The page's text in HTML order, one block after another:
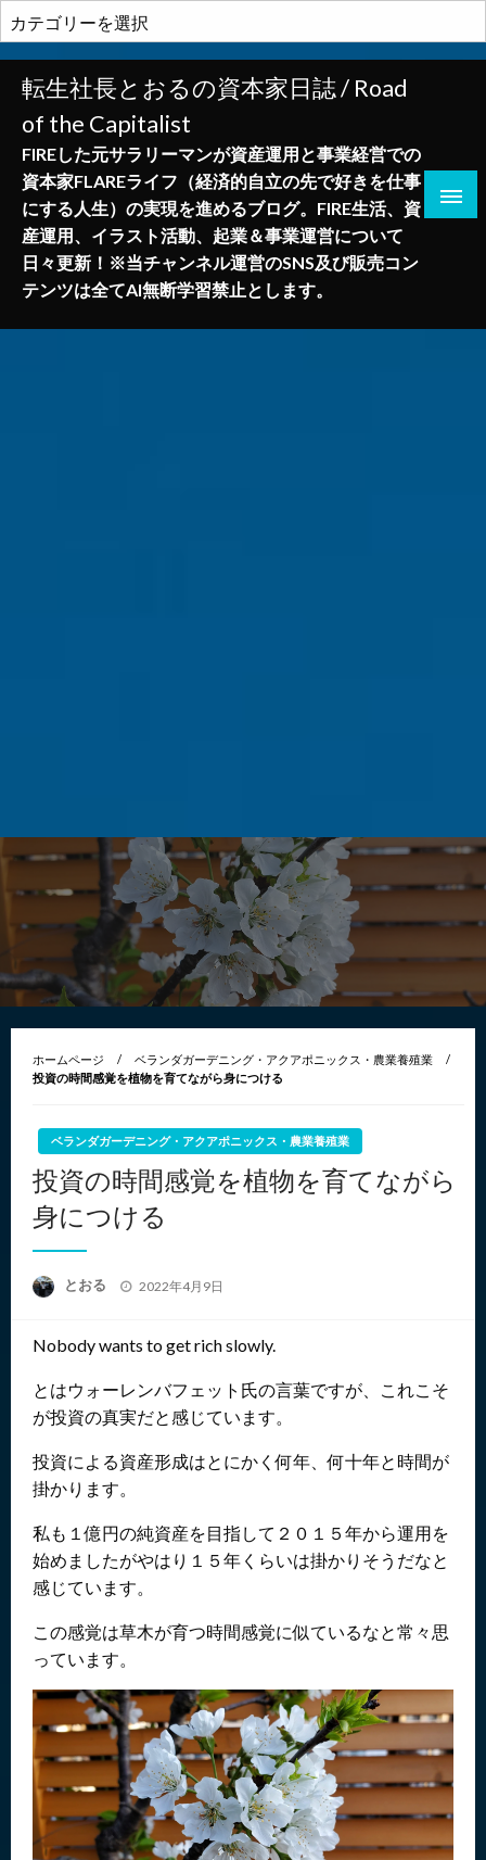
ン
テ
テ
転生社長とおるの資本家日誌 / Road
of the Capitalist
FIREした元サラリーマンが資産運用と事業経営での
資本家FLAREライフ（経済的自立の先で好きを仕事
にする人生）の実現を進めるブログ。FIRE生活、資
産運用、イラスト活動、起業＆事業運営について
日々更新！※当チャンネル運営のSNS及び販売コン
テンツは全てAI無断学習禁止とします。
ホームページ
ベランダガーデニング・アクアポニックス・農業養殖業
投資の時間感覚を植物を育てながら身につける
ベランダガーデニング・アクアポニックス・農業養殖業
投資の時間感覚を植物を育てながら
身につける
とおる
投
2022年4月9日
Nobody wants to get rich slowly.
とはウォーレンバフェット氏の言葉ですが、これこそ
が投資の真実だと感じています。
投資による資産形成はとにかく何年、何十年と時間が
掛かります。
私も１億円の純資産を目指して２０１５年から運用を
始めましたがやはり１５年くらいは掛かりそうだなと
感じています。
この感覚は草木が育つ時間感覚に似ているなと常々思
っています。